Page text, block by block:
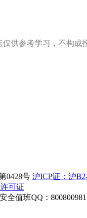
仅供参考学习，不构成
0428号 沪ICP证：沪
可证
全值班QQ：800800981